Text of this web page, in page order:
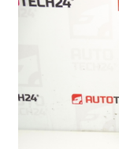
Kuljetus
Maksut
Meistä